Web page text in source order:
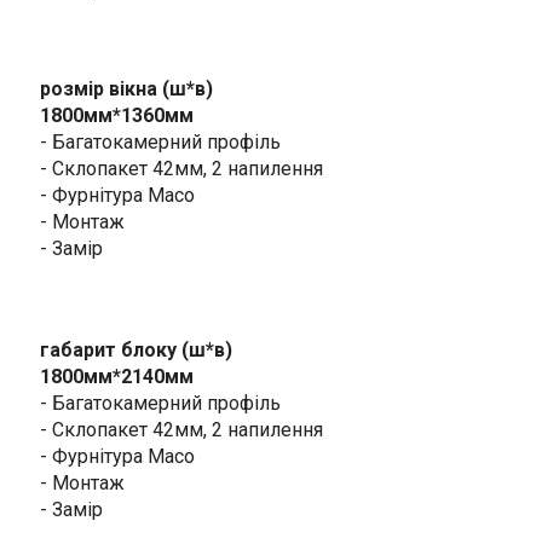
розмір вікна (ш*в)
1800мм*1360мм
- Багатокамерний профіль
- Склопакет 42мм, 2 напилення
- Фурнітура Масо
- Монтаж
- Замір
габарит блоку (ш*в)
1800мм*2140мм
- Багатокамерний профіль
- Склопакет 42мм, 2 напилення
- Фурнітура Масо
- Монтаж
- Замір